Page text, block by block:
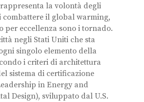
la volontà degli
combattere il global warming,
per eccellenza sono i tornado.
negli Stati Uniti che sta
singolo elemento della
i criteri di architettura
sistema di certificazione
in Energy and
Design), sviluppato dal U.S.